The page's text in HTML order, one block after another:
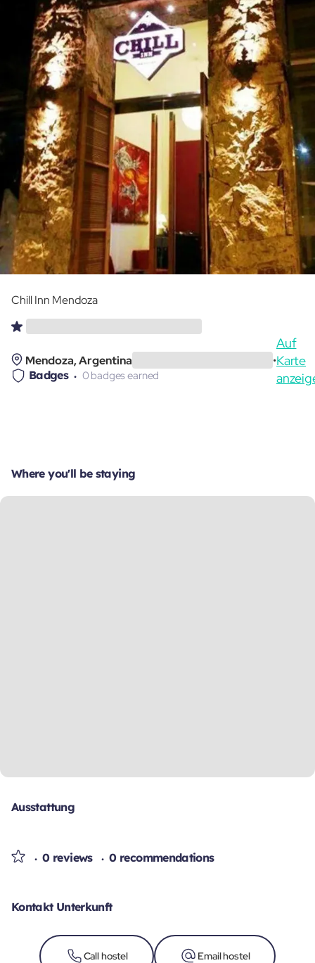
Chill Inn Mendoza
Mendoza, Argentina •
Auf
Karte
Badges 0 badges earned
Where you'll be staying
Ausstattung
0 reviews 0 recommendations
Kontakt Unterkunft
Call hostel Email hostel